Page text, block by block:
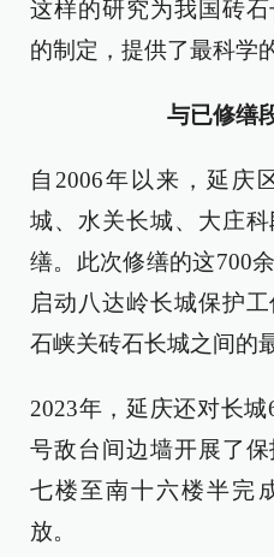
这样的研究为我国砖
的制定，提供了最科学
与已修缮
自2006年以来，延庆
城、水关长城、大庄
缮。此次修缮的这700
启动八达岭长城保护
石峡关砖石长城之间的
2023年，延庆还对长
号敌台间边墙开展了
七楼至南十六楼半完
放。